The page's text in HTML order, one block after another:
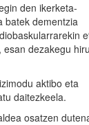
den ikerketa-
batek dementzia
dezakegu hiru
aktibo eta
daitezkeela.
osatzen